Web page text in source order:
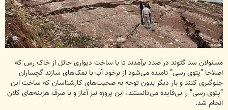
مسئولان سد گتوند در صدد برآمدند تا با ساخت دیواری حائل از خاک رس که
اصلاحا “پتوی رسی” نامیده می‌شود از برخود آب با نمک‌های سازند گچساران
جلوگیری کنند و بار دیگر بدون توجه به صحبت‌های کارشناسان که ساخت این
“پتوی رسی” را بی‌فایده می‌دانستند، این پروژه نیز آغاز و با صرف هزینه‌های کلان
انجام شد.